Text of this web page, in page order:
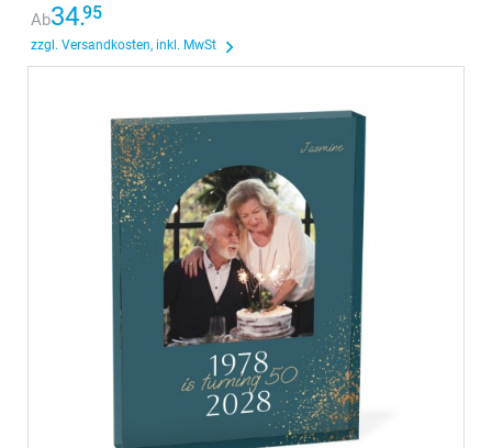
Ab34.95
zzgl. Versandkosten, inkl. MwSt